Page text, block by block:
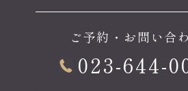
ご予約・お問い合
023-644-